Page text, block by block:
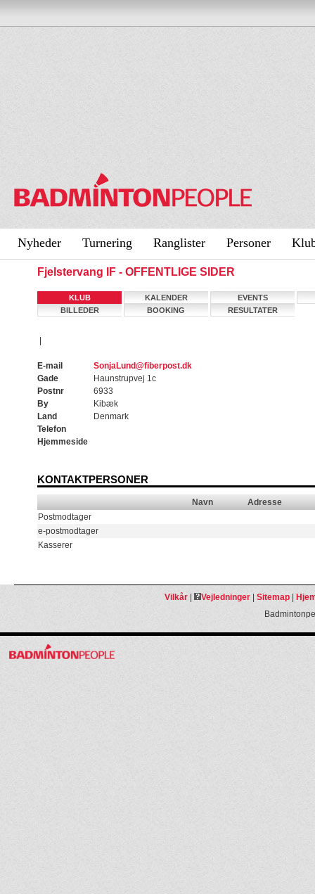
Nyheder Turnering Ranglister Personer
Fjelstervang IF - OFFENTLIGE SIDER
KLUB KALENDER
EVENTS
BILLEDER
BOOKING RESULTATER
E-mail
SonjaLund@fiberpost.dk
Gade
Haunstrupvej 1c
Postnr
6933
By
Kibæk
Land
Denmark
Telefon
Hjemmeside
KONTAKTPERSONER
Navn
Adresse
Postmodtager
e-postmodtager
Kasserer
Vilkår| Vejledninger| Sitemap|